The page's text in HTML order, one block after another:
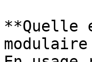
**Quelle